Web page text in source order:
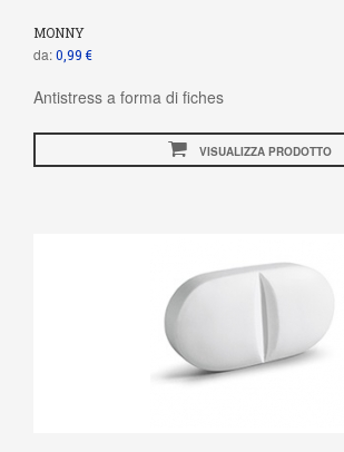
MONNY
da:0,99 €
Antistress a forma di fiches
VISUALIZZA PRODOTTO